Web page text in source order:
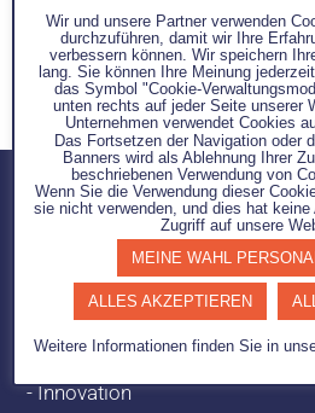
Warenkorb
Ihr Warenkorb ist leer.
Interventionen:
Beratung
-Ausbildung
- Innovation
Wir und unsere Partner verwenden
durchzuführen, damit wir Ihre
verbessern können. Wir speichern
lang. Sie können Ihre Meinung
das Symbol "Cookie-
unten rechts auf jeder Seite unserer
Unternehmen verwendet Cookies
Das Fortsetzen der Navigation oder
Banners wird als Ablehnung Ihrer
beschriebenen Verwendung von
Wenn Sie die Verwendung dieser
sie nicht verwenden, und dies hat keine
Zugriff auf unsere
MEINE WAHL
ALLES AKZEPTIEREN
Weitere Informationen finden Sie in